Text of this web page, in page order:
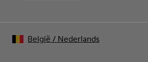
België / Nederlands